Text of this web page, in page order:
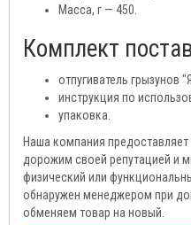
Масса, г — 450.
Комплект
отпугиватель грызунов
инструкция по
упаковка.
Наша компания
дорожим своей репутацией и
физический или
обнаружен менеджером при
обменяем товар на новый.